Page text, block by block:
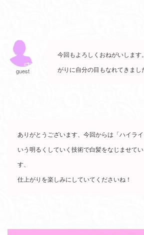
guest
今回もよろしくおねがいします
がりに自分の目もなれてきまし
ありがとうございます、今回からは「ハイライ
いう明るくしていく技術で白髪をなじませてい
す、
仕上がりを楽しみにしていてくださいね！